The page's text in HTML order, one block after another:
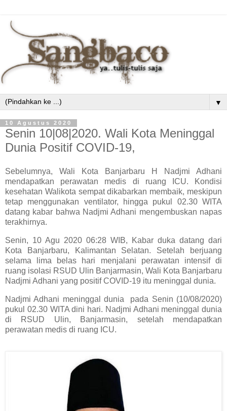
▼
10 Agustus 2020
Senin 10|08|2020. Wali Kota Meninggal
Dunia Positif COVID-19,
Sebelumnya, Wali Kota Banjarbaru H Nadjmi Adhani
mendapatkan perawatan medis di ruang ICU. Kondisi
kesehatan Walikota sempat dikabarkan membaik, meskipun
tetap menggunakan ventilator, hingga pukul 02.30 WITA
datang kabar bahwa Nadjmi Adhani mengembuskan napas
terakhirnya.
Senin, 10 Agu 2020 06:28 WIB, Kabar duka datang dari
Kota Banjarbaru, Kalimantan Selatan. Setelah berjuang
selama lima belas hari menjalani perawatan intensif di
ruang isolasi RSUD Ulin Banjarmasin, Wali Kota Banjarbaru
Nadjmi Adhani yang positif COVID-19 itu meninggal dunia.
Nadjmi Adhani meninggal dunia pada Senin (10/08/2020)
pukul 02.30 WITA dini hari. Nadjmi Adhani meninggal dunia
di RSUD Ulin, Banjarmasin, setelah mendapatkan
perawatan medis di ruang ICU.